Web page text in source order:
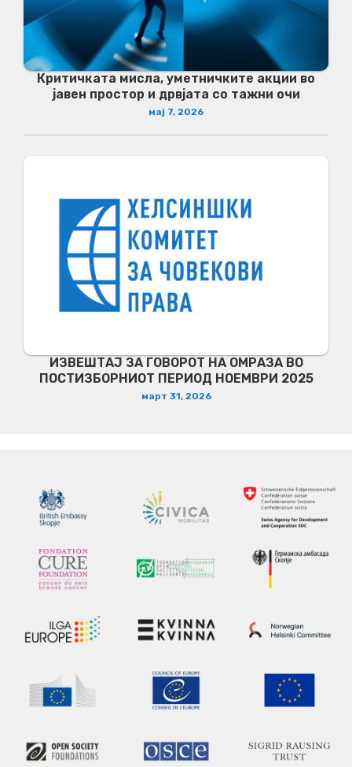
Критичката мисла, уметничките акции во
јавен простор и дрвјата со тажни очи
мај 7, 2026
ИЗВЕШТАЈ ЗА ГОВОРОТ НА ОМРАЗА ВО
ПОСТИЗБОРНИОТ ПЕРИОД НОЕМВРИ 2025
март 31, 2026